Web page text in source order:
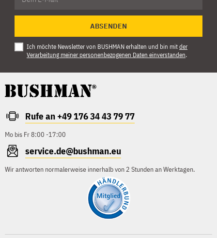
ABSENDEN
Ich möchte Newsletter von BUSHMAN erhalten und bin mitder
Verarbeitung meiner personenbezogenen Daten einverstanden.
Rufe an +49 176 34 43 79 77
Mo bis Fr 8:00 -17:00
service.de@bushman.eu
Wir antworten normalerweise innerhalb von 2 Stunden an Werktagen.